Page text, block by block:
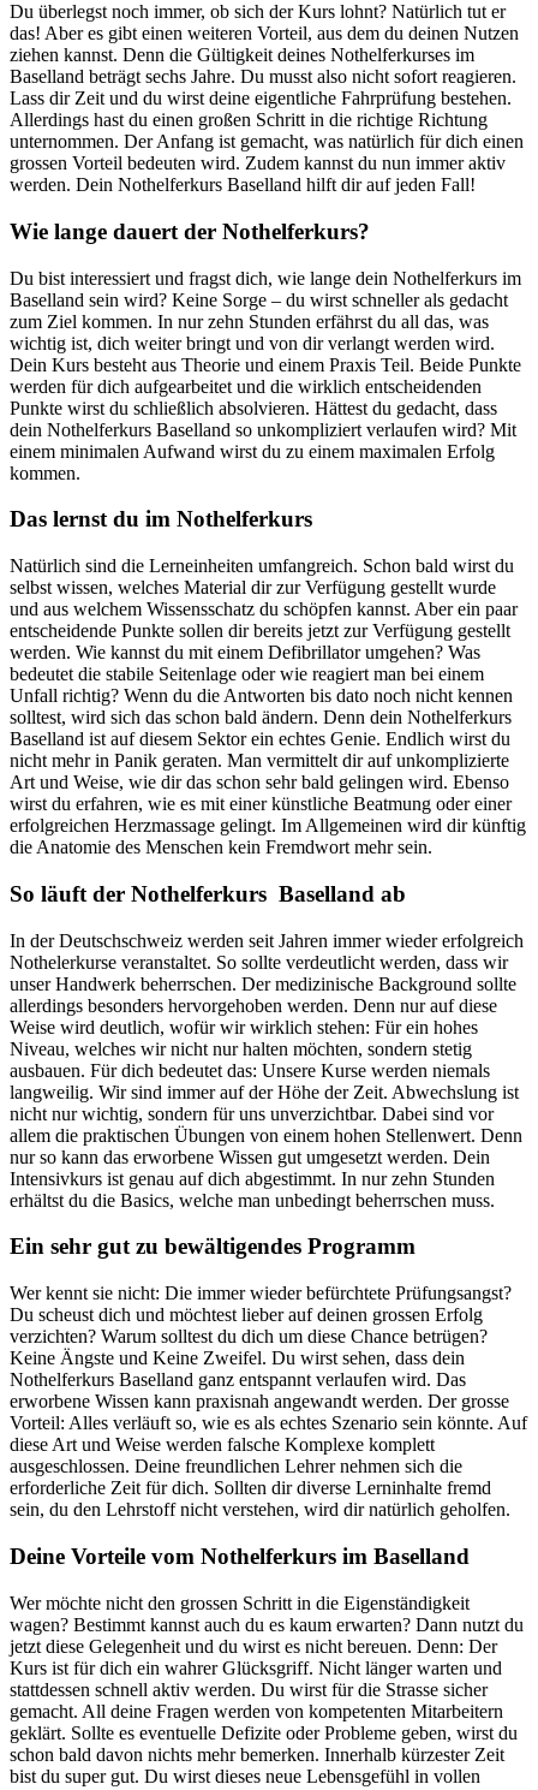
Du überlegst noch immer, ob sich der Kurs lohnt? Natürlich tut er
das! Aber es gibt einen weiteren Vorteil, aus dem du deinen Nutzen
ziehen kannst. Denn die Gültigkeit deines Nothelferkurses im
Baselland beträgt sechs Jahre. Du musst also nicht sofort reagieren.
Lass dir Zeit und du wirst deine eigentliche Fahrprüfung bestehen.
Allerdings hast du einen großen Schritt in die richtige Richtung
unternommen. Der Anfang ist gemacht, was natürlich für dich einen
grossen Vorteil bedeuten wird. Zudem kannst du nun immer aktiv
werden. Dein Nothelferkurs Baselland hilft dir auf jeden Fall!
Wie lange dauert der Nothelferkurs?
Du bist interessiert und fragst dich, wie lange dein Nothelferkurs im
Baselland sein wird? Keine Sorge – du wirst schneller als gedacht
zum Ziel kommen. In nur zehn Stunden erfährst du all das, was
wichtig ist, dich weiter bringt und von dir verlangt werden wird.
Dein Kurs besteht aus Theorie und einem Praxis Teil. Beide Punkte
werden für dich aufgearbeitet und die wirklich entscheidenden
Punkte wirst du schließlich absolvieren. Hättest du gedacht, dass
dein Nothelferkurs Baselland so unkompliziert verlaufen wird? Mit
einem minimalen Aufwand wirst du zu einem maximalen Erfolg
kommen.
Das lernst du im Nothelferkurs
Natürlich sind die Lerneinheiten umfangreich. Schon bald wirst du
selbst wissen, welches Material dir zur Verfügung gestellt wurde
und aus welchem Wissensschatz du schöpfen kannst. Aber ein paar
entscheidende Punkte sollen dir bereits jetzt zur Verfügung gestellt
werden. Wie kannst du mit einem Defibrillator umgehen? Was
bedeutet die stabile Seitenlage oder wie reagiert man bei einem
Unfall richtig? Wenn du die Antworten bis dato noch nicht kennen
solltest, wird sich das schon bald ändern. Denn dein Nothelferkurs
Baselland ist auf diesem Sektor ein echtes Genie. Endlich wirst du
nicht mehr in Panik geraten. Man vermittelt dir auf unkomplizierte
Art und Weise, wie dir das schon sehr bald gelingen wird. Ebenso
wirst du erfahren, wie es mit einer künstliche Beatmung oder einer
erfolgreichen Herzmassage gelingt. Im Allgemeinen wird dir künftig
die Anatomie des Menschen kein Fremdwort mehr sein.
So läuft der Nothelferkurs Baselland ab
In der Deutschschweiz werden seit Jahren immer wieder erfolgreich
Nothelerkurse veranstaltet. So sollte verdeutlicht werden, dass wir
unser Handwerk beherrschen. Der medizinische Background sollte
allerdings besonders hervorgehoben werden. Denn nur auf diese
Weise wird deutlich, wofür wir wirklich stehen: Für ein hohes
Niveau, welches wir nicht nur halten möchten, sondern stetig
ausbauen. Für dich bedeutet das: Unsere Kurse werden niemals
langweilig. Wir sind immer auf der Höhe der Zeit. Abwechslung ist
nicht nur wichtig, sondern für uns unverzichtbar. Dabei sind vor
allem die praktischen Übungen von einem hohen Stellenwert. Denn
nur so kann das erworbene Wissen gut umgesetzt werden. Dein
Intensivkurs ist genau auf dich abgestimmt. In nur zehn Stunden
erhältst du die Basics, welche man unbedingt beherrschen muss.
Ein sehr gut zu bewältigendes Programm
Wer kennt sie nicht: Die immer wieder befürchtete Prüfungsangst?
Du scheust dich und möchtest lieber auf deinen grossen Erfolg
verzichten? Warum solltest du dich um diese Chance betrügen?
Keine Ängste und Keine Zweifel. Du wirst sehen, dass dein
Nothelferkurs Baselland ganz entspannt verlaufen wird. Das
erworbene Wissen kann praxisnah angewandt werden. Der grosse
Vorteil: Alles verläuft so, wie es als echtes Szenario sein könnte. Auf
diese Art und Weise werden falsche Komplexe komplett
ausgeschlossen. Deine freundlichen Lehrer nehmen sich die
erforderliche Zeit für dich. Sollten dir diverse Lerninhalte fremd
sein, du den Lehrstoff nicht verstehen, wird dir natürlich geholfen.
Deine Vorteile vom Nothelferkurs im Baselland
Wer möchte nicht den grossen Schritt in die Eigenständigkeit
wagen? Bestimmt kannst auch du es kaum erwarten? Dann nutzt du
jetzt diese Gelegenheit und du wirst es nicht bereuen. Denn: Der
Kurs ist für dich ein wahrer Glücksgriff. Nicht länger warten und
stattdessen schnell aktiv werden. Du wirst für die Strasse sicher
gemacht. All deine Fragen werden von kompetenten Mitarbeitern
geklärt. Sollte es eventuelle Defizite oder Probleme geben, wirst du
schon bald davon nichts mehr bemerken. Innerhalb kürzester Zeit
bist du super gut. Du wirst dieses neue Lebensgefühl in vollen